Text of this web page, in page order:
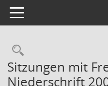
Toggle navigation
Sitzungen mit
Niederschrift